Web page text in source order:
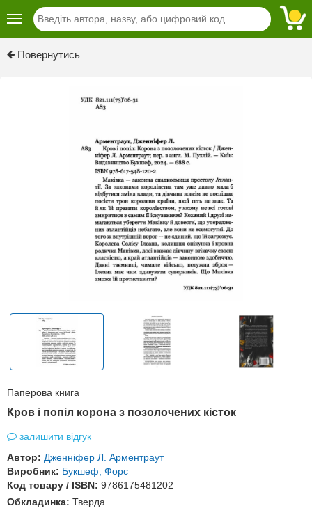
Повернутись
Паперова книга
Кров і попіл корона з позолочених кісток
залишити відгук
Автор: Дженніфер Л. Арментраут
Виробник: Букшеф, Форс
Код товару / ISBN: 9786175481202
Обкладинка: Тверда